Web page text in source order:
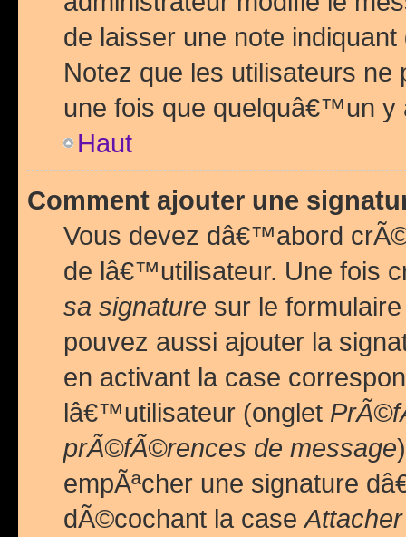
de laisser une note
Notez que les utilisateurs
une fois que quelquâ€™un y
Haut
Comment ajouter une
Vous devez dâ€™abord
de lâ€™utilisateur. Une fois
sa signature sur le
pouvez aussi ajouter la
en activant la case
lâ€™utilisateur (onglet
prÃ©fÃ©rences de message
empÃªcher une signature
dÃ©cochant la case